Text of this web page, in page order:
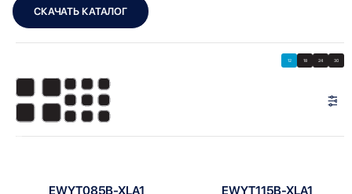
СКАЧАТЬ КАТАЛОГ
12 18 24 30
Показать:
EWYT085B-XLA1 EWYT115B-XLA1